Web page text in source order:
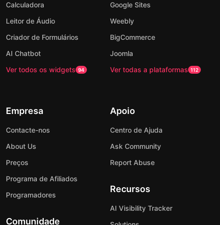
Calculadora
Leitor de Áudio
Criador de Formulários
AI Chatbot
Ver todos os widgets 94
Google Sites
Weebly
BigCommerce
Joomla
Ver todas a plataformas 112
Empresa
Contacte-nos
About Us
Preços
Programa de Afiliados
Programadores
Comunidade
Apoio
Centro de Ajuda
Ask Community
Report Abuse
Recursos
AI Visibility Tracker